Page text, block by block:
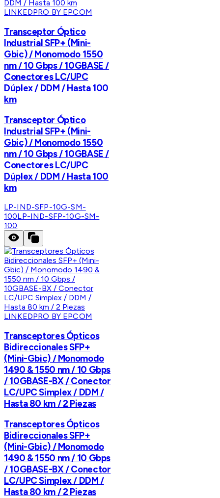
LINKEDPRO BY EPCOM
Transceptor Óptico
Industrial SFP+ (Mini-
Gbic) / Monomodo 1550
nm / 10 Gbps / 10GBASE /
Conectores LC/UPC
Dúplex / DDM / Hasta 100
km
Transceptor Óptico
Industrial SFP+ (Mini-
Gbic) / Monomodo 1550
nm / 10 Gbps / 10GBASE /
Conectores LC/UPC
Dúplex / DDM / Hasta 100
km
LP-IND-SFP-10G-SM-
100LP-IND-SFP-10G-SM-
100
LINKEDPRO BY EPCOM
Transceptores Ópticos
Bidireccionales SFP+
(Mini-Gbic) / Monomodo
1490 & 1550 nm / 10 Gbps
/ 10GBASE-BX / Conector
LC/UPC Simplex / DDM /
Hasta 80 km / 2 Piezas
Transceptores Ópticos
Bidireccionales SFP+
(Mini-Gbic) / Monomodo
1490 & 1550 nm / 10 Gbps
/ 10GBASE-BX / Conector
LC/UPC Simplex / DDM /
Hasta 80 km / 2 Piezas